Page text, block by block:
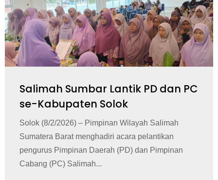
Salimah Sumbar Lantik PD dan PC
se-Kabupaten Solok
Solok (8/2/2026) – Pimpinan Wilayah Salimah
Sumatera Barat menghadiri acara pelantikan
pengurus Pimpinan Daerah (PD) dan Pimpinan
Cabang (PC) Salimah...